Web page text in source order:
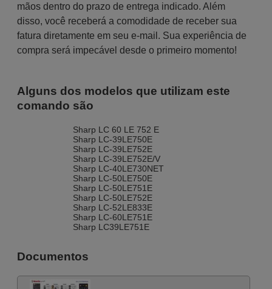
mãos dentro do prazo de entrega indicado. Além
disso, você receberá a comodidade de receber sua
fatura diretamente em seu e-mail. Sua experiência de
compra será impecável desde o primeiro momento!
Alguns dos modelos que utilizam este
comando são
Sharp LC 60 LE 752 E
Sharp LC-39LE750E
Sharp LC-39LE752E
Sharp LC-39LE752E/V
Sharp LC-40LE730NET
Sharp LC-50LE750E
Sharp LC-50LE751E
Sharp LC-50LE752E
Sharp LC-52LE833E
Sharp LC-60LE751E
Sharp LC39LE751E
Documentos